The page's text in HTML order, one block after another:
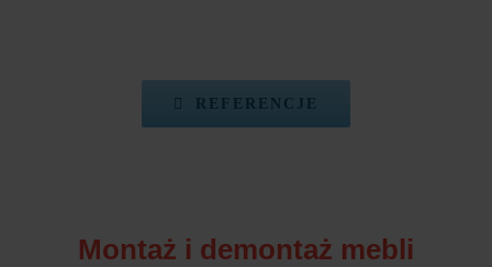
REFERENCJE
Montaż i demontaż mebli